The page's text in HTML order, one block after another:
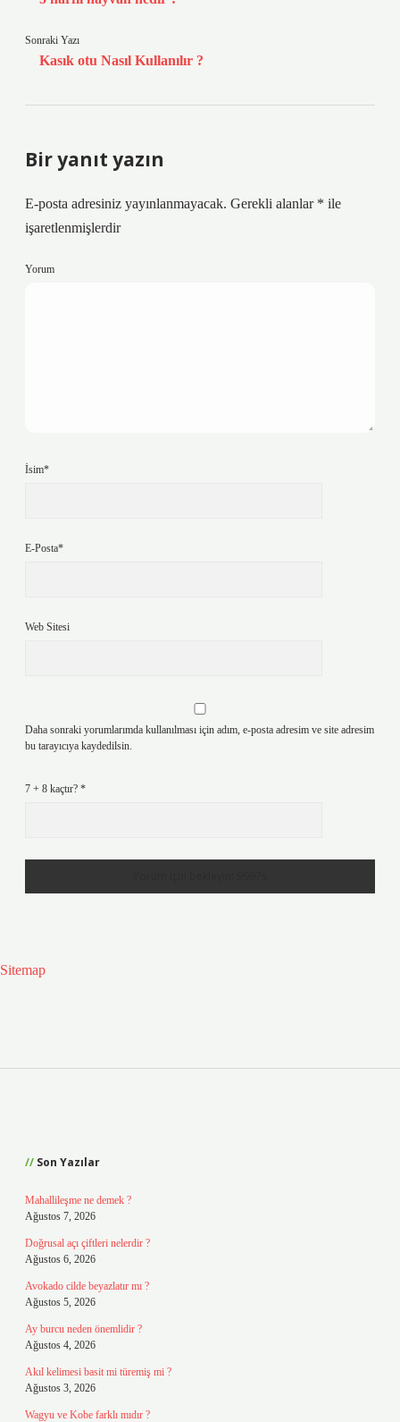
Sonraki Yazı
Kasık otu Nasıl Kullanılır ?
Bir yanıt yazın
E-posta adresiniz yayınlanmayacak. Gerekli alanlar * ile
işaretlenmişlerdir
Yorum
İsim*
E-Posta*
Web Sitesi
Daha sonraki yorumlarımda kullanılması için adım, e-posta adresim ve site adresim
bu tarayıcıya kaydedilsin.
7 + 8 kaçtır? *
Sitemap
Son Yazılar
Mahallileşme ne demek ?
Ağustos 7, 2026
Doğrusal açı çiftleri nelerdir ?
Ağustos 6, 2026
Avokado cilde beyazlatır mı ?
Ağustos 5, 2026
Ay burcu neden önemlidir ?
Ağustos 4, 2026
Akıl kelimesi basit mi türemiş mi ?
Ağustos 3, 2026
Wagyu ve Kobe farklı mıdır ?